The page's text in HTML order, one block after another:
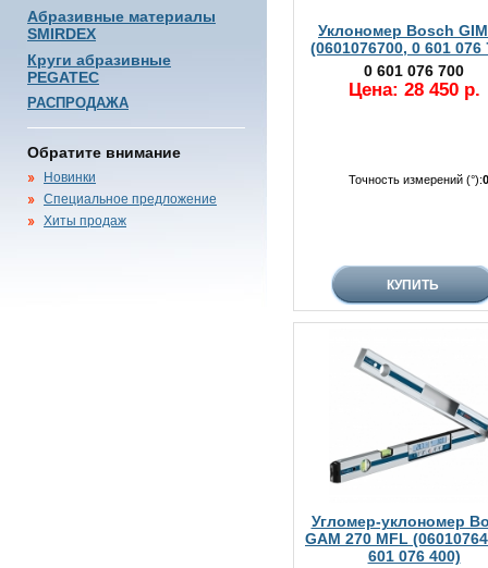
Абразивные материалы
SMIRDEX
Круги абразивные
PEGATEC
РАСПРОДАЖА
Обратите внимание
Новинки
Специальное предложение
Хиты продаж
Уклономер Bosch
(0601076700, 0 601 076
0 601 076 700
Цена: 28 450 р.
Точность измерений (°):
Угломер-уклономер
GAM 270 MFL
601 076 400)